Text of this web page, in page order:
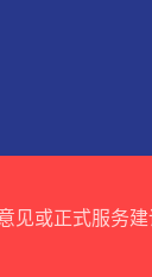
见或正式服务